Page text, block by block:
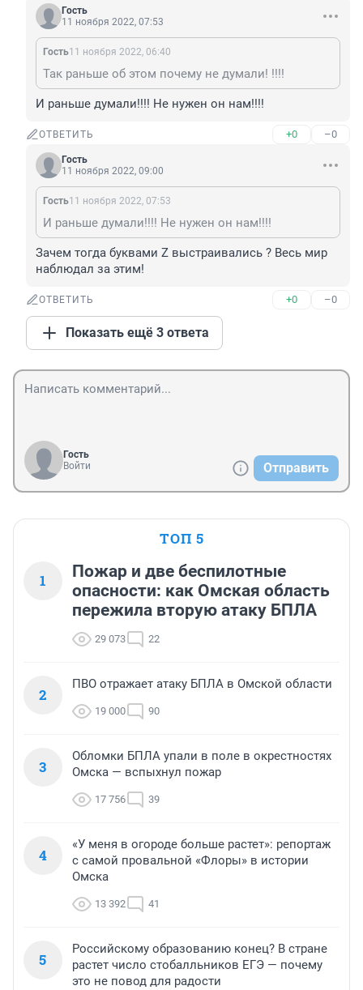
Гость
11 ноября 2022, 07:53
Гость11 ноября 2022, 06:40
Так раньше об этом почему не думали! !!!!
И раньше думали!!!! Не нужен он нам!!!!
ОТВЕТИТЬ +0 –0
Гость
11 ноября 2022, 09:00
Гость11 ноября 2022, 07:53
И раньше думали!!!! Не нужен он нам!!!!
Зачем тогда буквами Z выстраивались ? Весь мир
наблюдал за этим!
ОТВЕТИТЬ +0 –0
Показать ещё 3 ответа
Гость
Войти
Отправить
ТОП 5
1
Пожар и две беспилотные
опасности: как Омская область
пережила вторую атаку БПЛА
29 073 22
2
ПВО отражает атаку БПЛА в Омской области
19 000 90
3
Обломки БПЛА упали в поле в окрестностях
Омска — вспыхнул пожар
17 756 39
4
«У меня в огороде больше растет»: репортаж
с самой провальной «Флоры» в истории
Омска
13 392 41
5
Российскому образованию конец? В стране
растет число стобалльников ЕГЭ — почему
это не повод для радости